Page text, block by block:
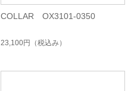
COLLAR OX3101-0350
23,100円 （税込み）